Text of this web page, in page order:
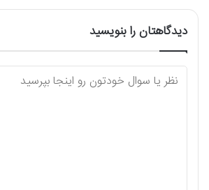
دیدگاهتان را بنویسید